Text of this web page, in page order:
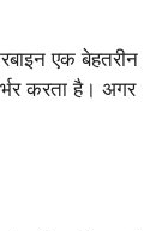
एक बेहतरीन
करता है। अगर